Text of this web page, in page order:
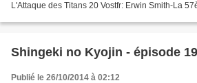
L'Attaque des Titans 20 Vostfr: Erwin Smith-La
Shingeki no Kyojin - épisode
Publié le 26/10/2014 à 02:12